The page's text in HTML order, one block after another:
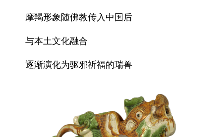
摩羯形象随佛教传入中国后
与本土文化融合
逐渐演化为驱邪祈福的瑞兽